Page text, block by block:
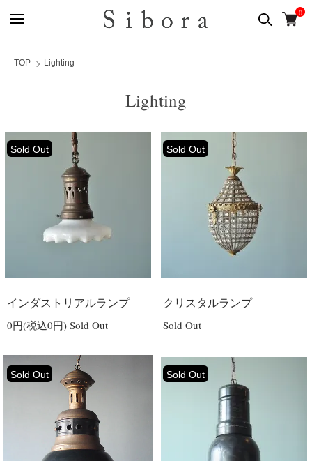
0
TOP Lighting
Lighting
Sold Out
インダストリアルランプ
0円(税込0円) Sold Out
Sold Out
クリスタルランプ
Sold Out
Sold Out Sold Out